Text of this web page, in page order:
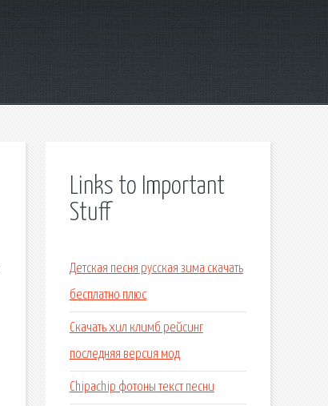
Links to Important
Stuff
Детская песня русская зима скачать
бесплатно плюс
Скачать хил климб рейсинг
последняя версия мод
Chipachip фотоны текст песни